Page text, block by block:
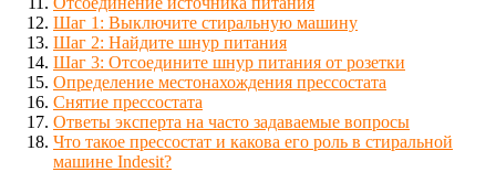
Шаг 1: Выключите стиральную машину
Шаг 2: Найдите шнур питания
Шаг 3: Отсоедините шнур питания от розетки
Определение местонахождения прессостата
Снятие прессостата
Ответы эксперта на часто задаваемые вопросы
Что такое прессостат и какова его роль в стиральной
машине Indesit?